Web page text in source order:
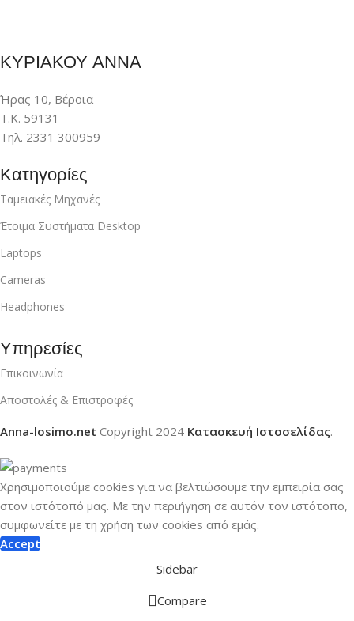
ΚΥΡΙΑΚΟΥ ΑΝΝΑ
Ήρας 10, Βέροια
Τ.Κ. 59131
Τηλ. 2331 300959
Κατηγορίες
Ταμειακές Μηχανές
Έτοιμα Συστήματα Desktop
Laptops
Cameras
Headphones
Υπηρεσίες
Επικοινωνία
Αποστολές & Επιστροφές
Anna-losimo.net Copyright 2024 Κατασκευή Ιστοσελίδας.
Χρησιμοποιούμε cookies για να βελτιώσουμε την εμπειρία σας
στον ιστότοπό μας. Με την περιήγηση σε αυτόν τον ιστότοπο,
συμφωνείτε με τη χρήση των cookies από εμάς.
Accept
Sidebar
Compare